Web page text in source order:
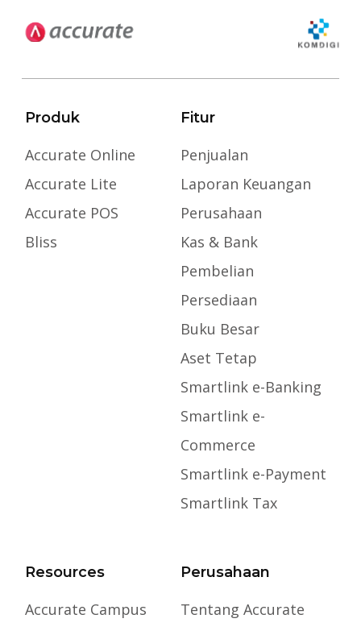
Produk
Accurate Online
Accurate Lite
Accurate POS
Bliss
Fitur
Penjualan
Laporan Keuangan
Perusahaan
Kas & Bank
Pembelian
Persediaan
Buku Besar
Aset Tetap
Smartlink e-Banking
Smartlink e-
Commerce
Smartlink e-Payment
Smartlink Tax
Resources
Accurate Campus
Perusahaan
Tentang Accurate